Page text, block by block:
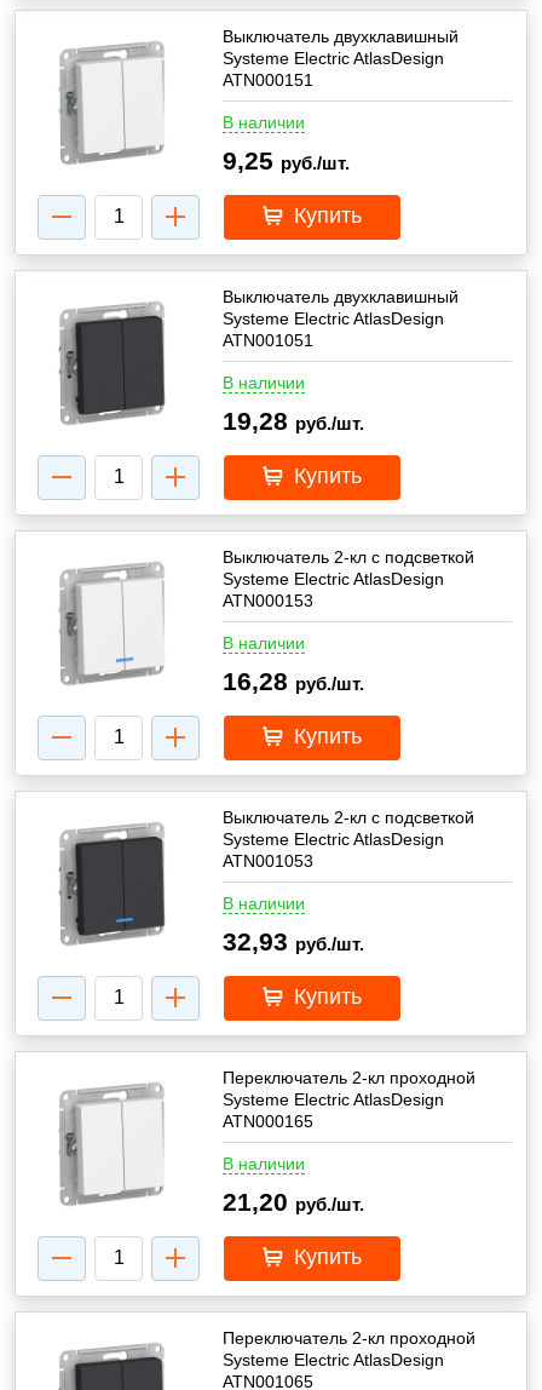
Выключатель двухклавишный
Systeme Electric AtlasDesign
ATN000151
В наличии
9,25 руб./шт.
Купить
Выключатель двухклавишный
Systeme Electric AtlasDesign
ATN001051
В наличии
19,28 руб./шт.
Купить
Выключатель 2-кл с подсветкой
Systeme Electric AtlasDesign
ATN000153
В наличии
16,28 руб./шт.
Купить
Выключатель 2-кл с подсветкой
Systeme Electric AtlasDesign
ATN001053
В наличии
32,93 руб./шт.
Купить
Переключатель 2-кл проходной
Systeme Electric AtlasDesign
ATN000165
В наличии
21,20 руб./шт.
Купить
Переключатель 2-кл проходной
Systeme Electric AtlasDesign
ATN001065